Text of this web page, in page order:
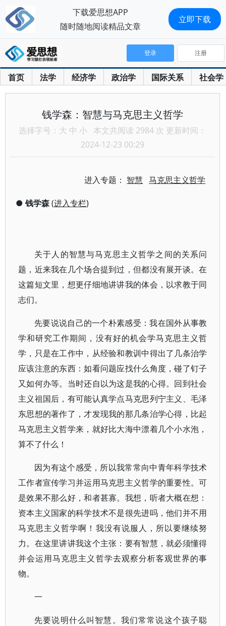
首页 法学 经济学 政治学 国际关系 社会学
登录 注册
钱学森：智慧与马克思主义哲学
选择字号： 大 中 小 本文共阅读 2984 次 更新时间：
2024-12-23 00:29
进入专题： 智慧 马克思主义哲学
● 钱学森(进入专栏)
关于人的智慧与马克思主义哲学之间的关系问
题，近来我在几个场合提到过，但都没有展开谈。在
这篇短文里，想更仔细地讲讲我的体会，以求教于同
志们。
先要说说自己的一个朴素感受：我在国外从事教
学和研究工作期间，没有好的机会学马克思主义哲
学，只是在工作中，从经验和教训中得出了几条治学
应该注意的东西：如看问题应找什么角度，碰了钉子
又如何办等。当时还自以为这是我的心得。回到社会
主义祖国后，有可能认真学点马克思列宁主义、毛泽
东思想的著作了，才发现我的那几条治学心得，比起
马克思主义哲学来，就好比大海中漂着几个小水泡，
算不了什么！
因为有这个感受，所以我常常向中青年科学技术
工作者宣传学习并运用马克思主义哲学的重要性。可
是效果不那么好，和者甚寡。我想，听者大概在想：
资本主义国家的科学技术不是很先进吗，他们并不用
马克思主义哲学啊！我没有说服人，所以要继续努
力。在这里讲讲我这个主张：要有智慧，就必须懂得
并会运用马克思主义哲学去观察分析客观世界的事
物。
一
先要说明什么叫智慧。我们常常说这个孩子聪
下载爱思想APP
随时随地阅读精品文章
立即下载